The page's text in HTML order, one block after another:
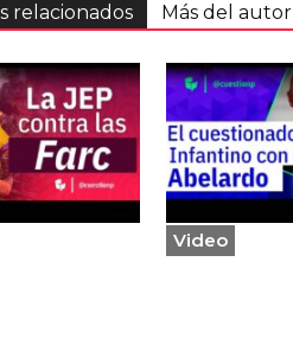
relacionados Más del autor
Video